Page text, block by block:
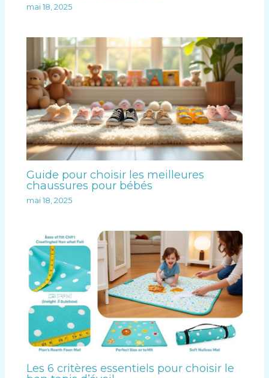
mai 18, 2025
Guide pour choisir les meilleures
chaussures pour bébés
mai 18, 2025
Les 6 critères essentiels pour choisir le